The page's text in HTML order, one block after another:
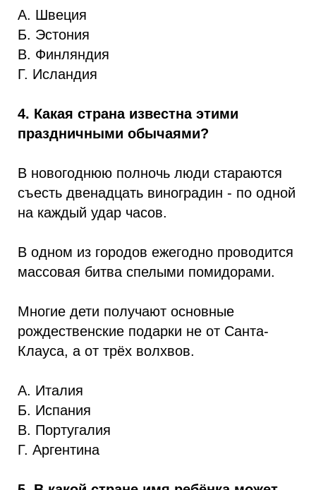
А. Швеция
Б. Эстония
В. Финляндия
Г. Исландия
4. Какая страна известна этими
праздничными обычаями?
В новогоднюю полночь люди стараются
съесть двенадцать виноградин - по одной
на каждый удар часов.
В одном из городов ежегодно проводится
массовая битва спелыми помидорами.
Многие дети получают основные
рождественские подарки не от Санта-
Клауса, а от трёх волхвов.
А. Италия
Б. Испания
В. Португалия
Г. Аргентина